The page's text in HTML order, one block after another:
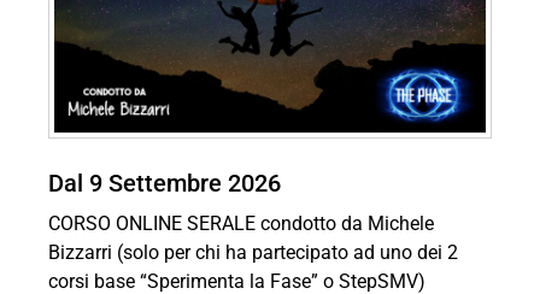
Dal 9 Settembre 2026
CORSO ONLINE SERALE condotto da Michele
Bizzarri (solo per chi ha partecipato ad uno dei 2
corsi base “Sperimenta la Fase” o StepSMV)